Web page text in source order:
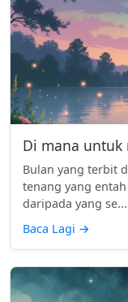
Di mana untuk
Bulan yang terbit
tenang yang
daripada yang se...
Baca Lagi →